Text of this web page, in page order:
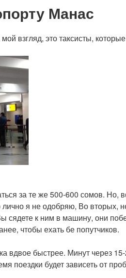
Манас
взгляд, это таксисты,
за те же 500-600 сомов. Но,
лично я не одобряю, Во вторых,
сядете к ним в машину, они
чтобы ехать бе попутчиков.
вдвое быстрее. Минут через
поездки будет зависеть от